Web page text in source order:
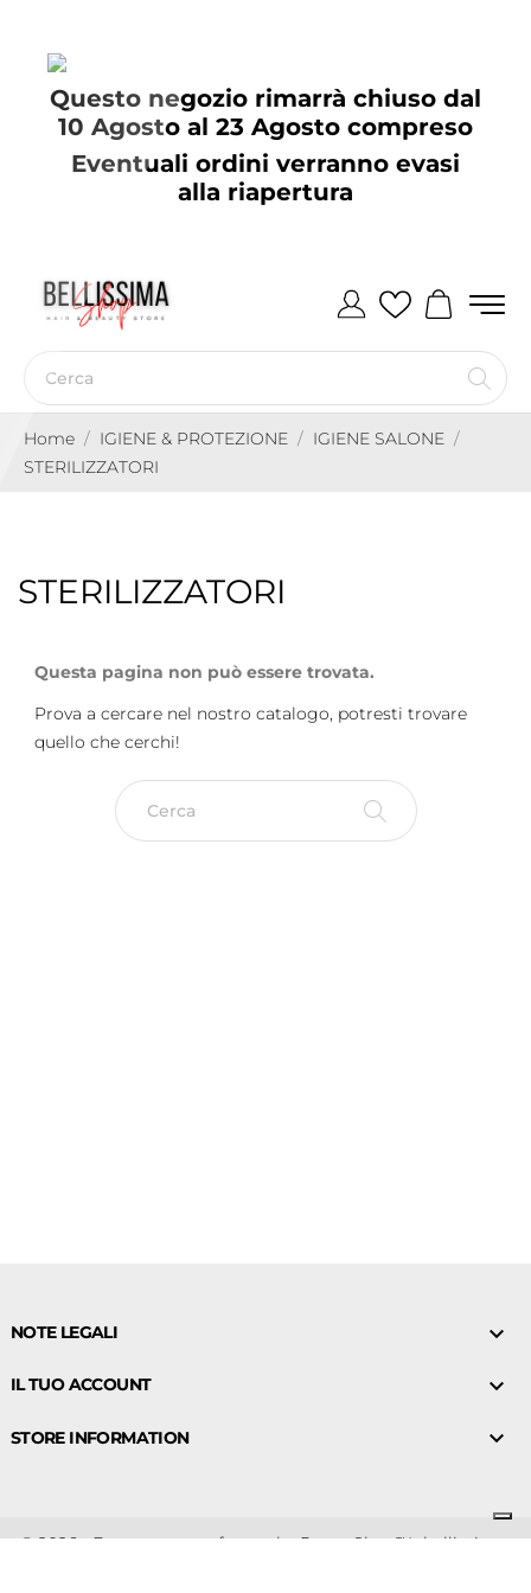
Questo negozio rimarrà chiuso dal
10 Agosto al 23 Agosto compreso
Eventuali ordini verranno evasi
alla riapertura
Home IGIENE & PROTEZIONE
IGIENE SALONE
STERILIZZATORI
STERILIZZATORI
Questa pagina non può essere trovata.
Prova a cercare nel nostro catalogo, potresti trovare
quello che cerchi!
NOTE LEGALI 
IL TUO ACCOUNT 
STORE INFORMATION 
© 2026 - Ecommerce software by PrestaShop™- bellissima-